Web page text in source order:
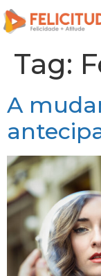
Tag:
A